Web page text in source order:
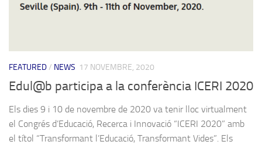
FEATURED/ NEWS 17 NOVEMBRE, 2020
Edul@b participa a la conferència ICERI 2020
Els dies 9 i 10 de novembre de 2020 va tenir lloc virtualment
el Congrés d’Educació, Recerca i Innovació “ICERI 2020” amb
el títol “Transformant l’Educació, Transformant Vides”. Els